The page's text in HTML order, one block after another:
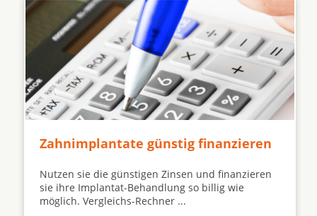
Zahnimplantate günstig finanzieren
Nutzen sie die günstigen Zinsen und finanzieren
sie ihre Implantat-Behandlung so billig wie
möglich. Vergleichs-Rechner ...